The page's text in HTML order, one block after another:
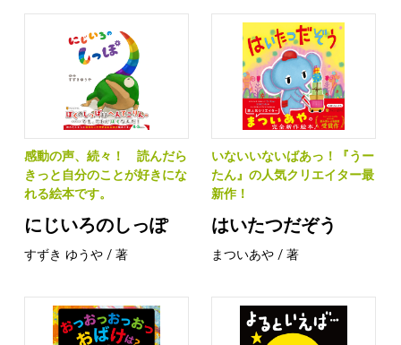
感動の声、続々！ 読んだら
きっと自分のことが好きにな
れる絵本です。
にじいろのしっぽ
すずき ゆうや / 著
いないいないばあっ！『うー
たん』の人気クリエイター最
新作！
はいたつだぞう
まついあや / 著